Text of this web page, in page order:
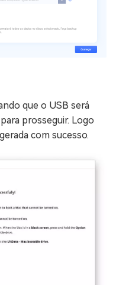
que o USB será
prosseguir. Logo
com sucesso.